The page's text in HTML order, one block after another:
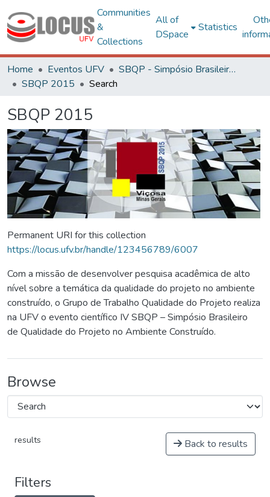
Communities
&
Collections
All of
DSpace
Statistics
Home Eventos UFV
SBQP - Simpósio Brasileiro de Qualidade do Projeto no Ambiente Construído
SBQP 2015
Search
SBQP 2015
Permanent URI for this collection
https://locus.ufv.br/handle/123456789/6007
Com a missão de desenvolver pesquisa acadêmica de alto
nível sobre a temática da qualidade do projeto no ambiente
construído, o Grupo de Trabalho Qualidade do Projeto realiza
na UFV o evento científico IV SBQP – Simpósio Brasileiro
de Qualidade do Projeto no Ambiente Construído.
Browse
results Back to results
Filters